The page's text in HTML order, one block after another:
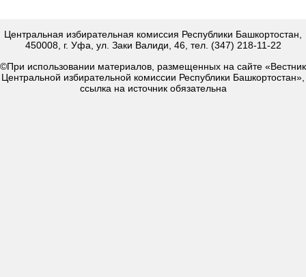
Центральная избирательная комиссия Республики Башкортостан,
450008, г. Уфа, ул. Заки Валиди, 46, тел. (347) 218-11-22
©При использовании материалов, размещенных на сайте «Вестник
Центральной избирательной комиссии Республики Башкортостан»,
ссылка на источник обязательна